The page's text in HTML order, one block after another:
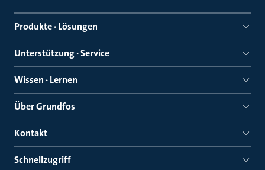
Produkte · Lösungen
Unterstützung · Service
Wissen · Lernen
Über Grundfos
Kontakt
Schnellzugriff